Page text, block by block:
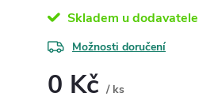
Skladem u dodavatele
Možnosti doručení
0 Kč / ks